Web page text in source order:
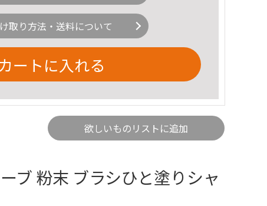
取り方法・送料について
カートに入れる
欲しいものリストに追加
ブ 粉末 ブラシひと塗りシャ